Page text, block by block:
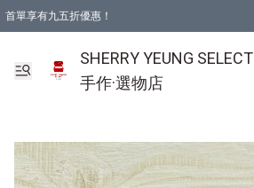
首單享有九五折優惠！
SHERRY YEUNG SELECT
手作·選物店